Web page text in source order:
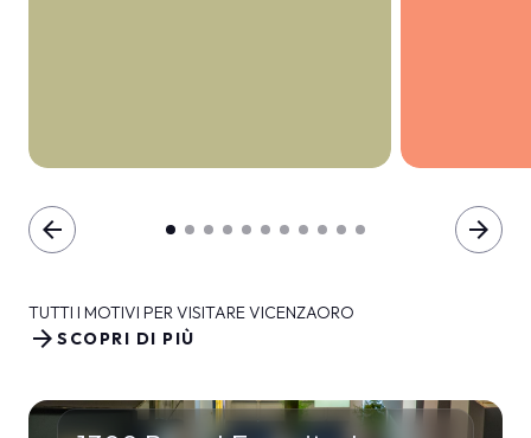
arrow_back arrow_forward
TUTTI I MOTIVI PER VISITARE VICENZAORO
SCOPRI DI PIÙ
arrow_forward